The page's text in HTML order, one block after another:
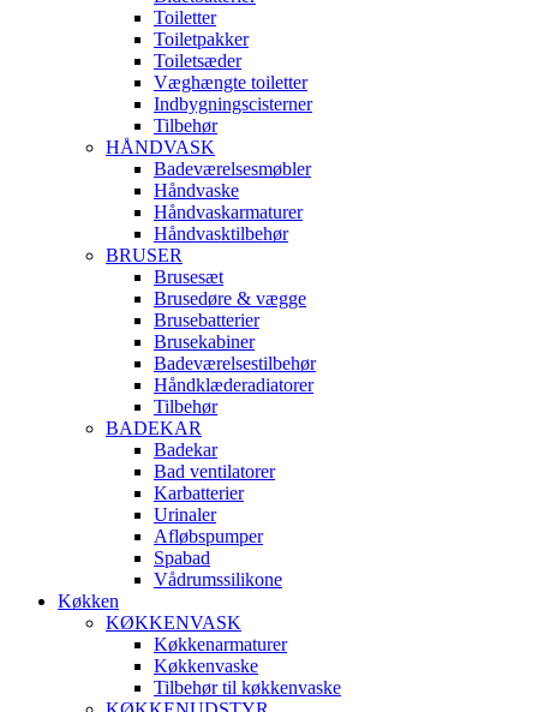
Toiletter
Toiletpakker
Toiletsæder
Væghængte toiletter
Indbygningscisterner
Tilbehør
HÅNDVASK
Badeværelsesmøbler
Håndvaske
Håndvaskarmaturer
Håndvasktilbehør
BRUSER
Brusesæt
Brusedøre & vægge
Brusebatterier
Brusekabiner
Badeværelsestilbehør
Håndklæderadiatorer
Tilbehør
BADEKAR
Badekar
Bad ventilatorer
Karbatterier
Urinaler
Afløbspumper
Spabad
Vådrumssilikone
Køkken
KØKKENVASK
Køkkenarmaturer
Køkkenvaske
Tilbehør til køkkenvaske